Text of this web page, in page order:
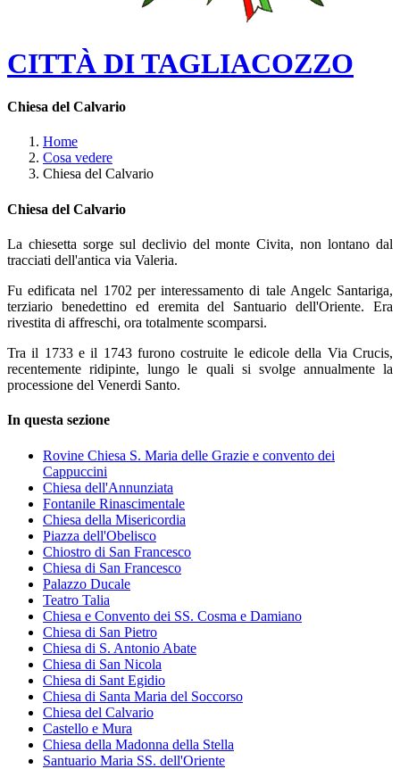
CITTÀ DI TAGLIACOZZO
Chiesa del Calvario
Home
Cosa vedere
Chiesa del Calvario
Chiesa del Calvario
La chiesetta sorge sul declivio del monte Civita, non lontano dal
tracciati dell'antica via Valeria.
Fu edificata nel 1702 per interessamento di tale Angelc Santariga,
terziario benedettino ed eremita del Santuario dell'Oriente. Era
rivestita di affreschi, ora totalmente scomparsi.
Tra il 1733 e il 1743 furono costruite le edicole della Via Crucis,
recentemente ridipinte, lungo le quali si svolge annualmente la
processione del Venerdi Santo.
In questa sezione
Rovine Chiesa S. Maria delle Grazie e convento dei
Cappuccini
Chiesa dell'Annunziata
Fontanile Rinascimentale
Chiesa della Misericordia
Piazza dell'Obelisco
Chiostro di San Francesco
Chiesa di San Francesco
Palazzo Ducale
Teatro Talia
Chiesa e Convento dei SS. Cosma e Damiano
Chiesa di San Pietro
Chiesa di S. Antonio Abate
Chiesa di San Nicola
Chiesa di Sant Egidio
Chiesa di Santa Maria del Soccorso
Chiesa del Calvario
Castello e Mura
Chiesa della Madonna della Stella
Santuario Maria SS. dell'Oriente